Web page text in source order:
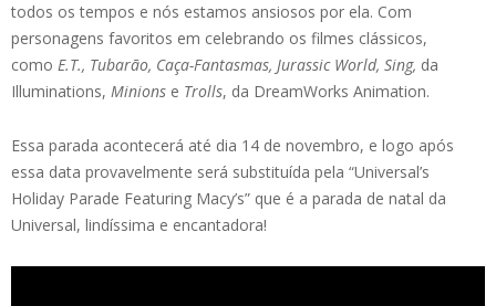
todos os tempos e nós estamos ansiosos por ela. Com
personagens favoritos em celebrando os filmes clássicos,
como E.T., Tubarão, Caça-Fantasmas, Jurassic World, Sing, da
Illuminations, Minions e Trolls, da DreamWorks Animation.
Essa parada acontecerá até dia 14 de novembro, e logo após
essa data provavelmente será substituída pela “Universal’s
Holiday Parade Featuring Macy’s” que é a parada de natal da
Universal, lindíssima e encantadora!